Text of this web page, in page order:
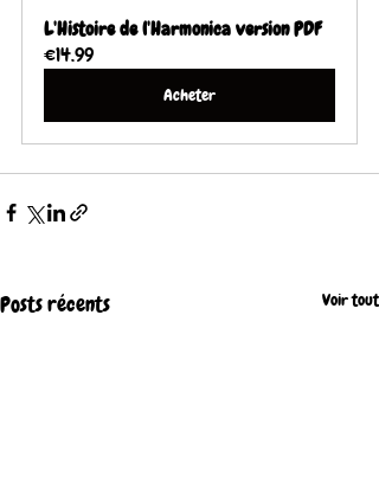
L'Histoire de l'Harmonica version PDF
€14.99
Acheter
Posts récents Voir tout